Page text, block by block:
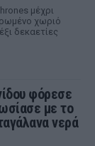
μέχρι
χωριό
δεκαετίες
φόρεσε
με το
νερά